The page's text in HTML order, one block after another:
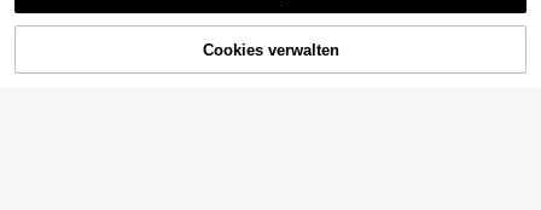
ZUM WARENKORB HINZUFÜGEN
Cookies verwalten